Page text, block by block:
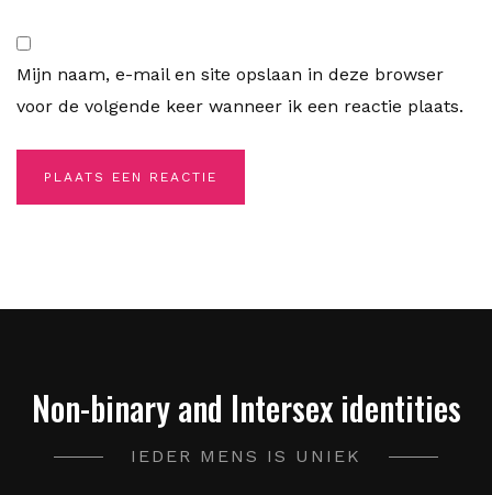
Mijn naam, e-mail en site opslaan in deze browser
voor de volgende keer wanneer ik een reactie plaats.
Non-binary and Intersex identities
IEDER MENS IS UNIEK